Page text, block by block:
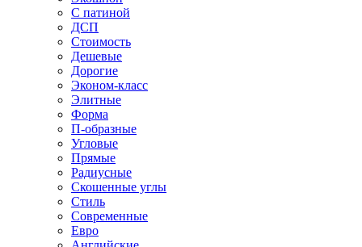
С патиной
ДСП
Стоимость
Дешевые
Дорогие
Эконом-класс
Элитные
Форма
П-образные
Угловые
Прямые
Радиусные
Скошенные углы
Стиль
Современные
Евро